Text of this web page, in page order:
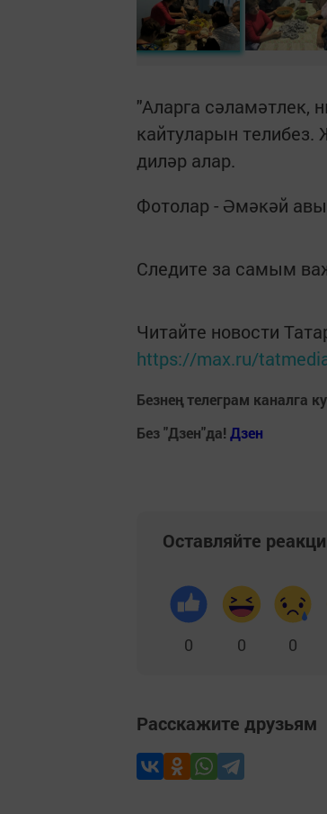
"Аларга сәламәтлек,
кайтуларын
диләр алар.
Фотолар - Әмәкәй
Следите за самым
Читайте новости
https://max.ru/
Безнең телеграм каналга
Без "Дзен"да! Дзен
Оставляйте
0 0 0
Расскажите друзьям